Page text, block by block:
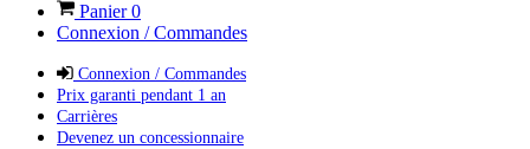
Panier0
Connexion / Commandes
Connexion / Commandes
Prix garanti pendant 1 an
Carrières
Devenez un concessionnaire